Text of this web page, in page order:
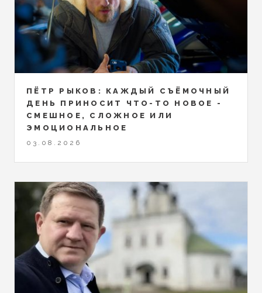
ПЁТР РЫКОВ: КАЖДЫЙ СЪЁМОЧНЫЙ
ДЕНЬ ПРИНОСИТ ЧТО-ТО НОВОЕ -
СМЕШНОЕ, СЛОЖНОЕ ИЛИ
ЭМОЦИОНАЛЬНОЕ
03.08.2026